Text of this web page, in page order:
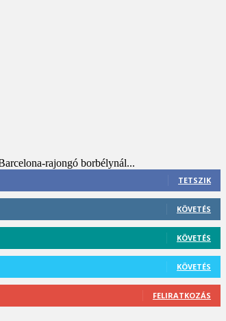
rajongó borbélynál...
TETSZIK
KÖVETÉS
KÖVETÉS
KÖVETÉS
FELIRATKOZÁS